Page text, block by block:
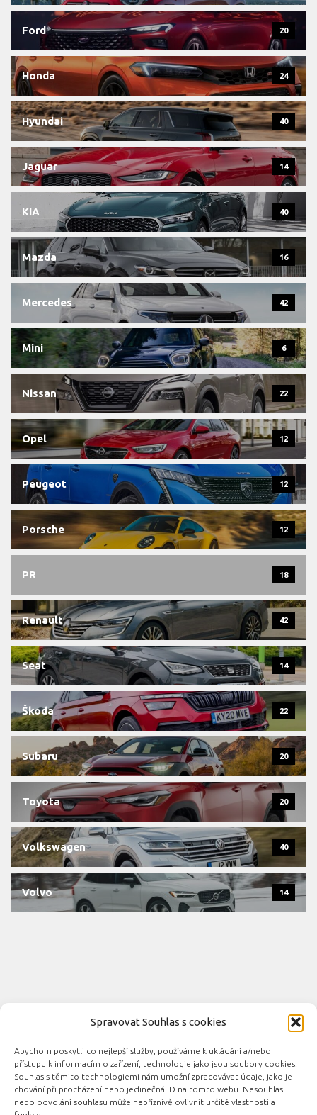
Spravovat Souhlas s cookies
Abychom poskytli co nejlepší služby, používáme k ukládání a/nebo
přístupu k informacím o zařízení, technologie jako jsou soubory cookies.
Souhlas s těmito technologiemi nám umožní zpracovávat údaje, jako je
chování při procházení nebo jedinečná ID na tomto webu. Nesouhlas
nebo odvolání souhlasu může nepříznivě ovlivnit určité vlastnosti a
Ford 20
Honda 24
Hyundai 40
Jaguar 14
KIA 40
Mazda 16
Mercedes 42
Mini 6
Nissan 22
Opel 12
Peugeot 12
Porsche 12
PR 18
Renault 42
Seat 14
Škoda 22
Subaru 20
Toyota 20
Volkswagen 40
Volvo 14
Novinky automobilového průmyslu © 2026. Všechna práva
vyhrazena.
Podporováno - Designed with the